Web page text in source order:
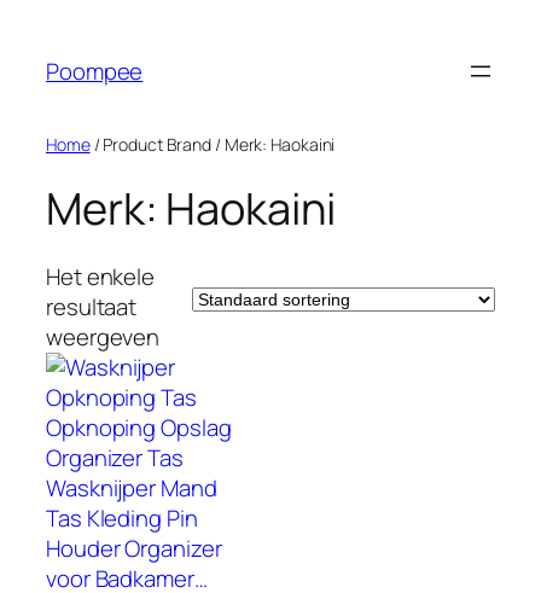
Poompee
Home/ Product Brand / Merk: Haokaini
Merk: Haokaini
Het enkele
resultaat
weergeven